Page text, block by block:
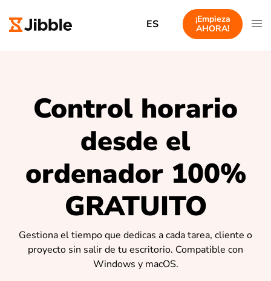
ES
¡Empieza
AHORA!
Control horario
desde el
ordenador 100%
GRATUITO
Gestiona el tiempo que dedicas a cada tarea, cliente o
proyecto sin salir de tu escritorio. Compatible con
Windows y macOS.